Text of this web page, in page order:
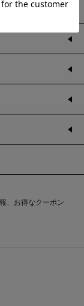
、お得なクーポン